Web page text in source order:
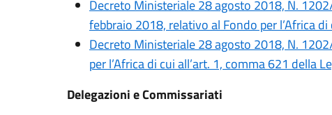
Decreto Ministeriale 28 agosto 2018, N.
febbraio 2018, relativo al Fondo per l’Africa
Decreto Ministeriale 28 agosto 2018, N.
per l’Africa di cui all’art. 1, comma 621 della
Delegazioni e Commissariati